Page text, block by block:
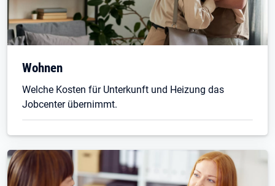
Wohnen
Welche Kosten für Unterkunft und Heizung das
Jobcenter übernimmt.